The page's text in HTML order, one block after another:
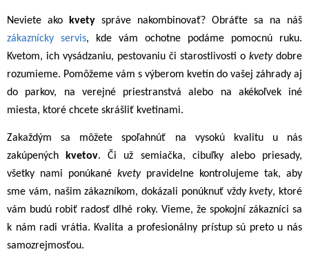
Neviete ako kvety správe nakombinovať? Obráťte sa na náš
zákaznícky servis, kde vám ochotne podáme pomocnú ruku.
Kvetom, ich vysádzaniu, pestovaniu či starostlivosti o kvetydobre
rozumieme. Pomôžeme vám s výberom kvetín do vašej záhrady aj
do parkov, na verejné priestranstvá alebo na akékoľvek iné
miesta, ktoré chcete skrášliť kvetinami.
Zakaždým sa môžete spoľahnúť na vysokú kvalitu u nás
zakúpených
kvetov. Či už semiačka, cibuľky alebo priesady,
všetky nami ponúkané kvetypravidelne kontrolujeme tak, aby
sme vám, našim zákazníkom, dokázali ponúknuť vždykvety, ktoré
vám budú robiť radosť dlhé roky. Vieme, že spokojní zákazníci sa
k nám radi vrátia. Kvalita a profesionálny prístup sú preto u nás
samozrejmosťou.